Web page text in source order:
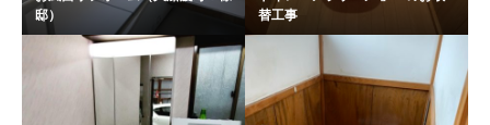
邸）
替工事